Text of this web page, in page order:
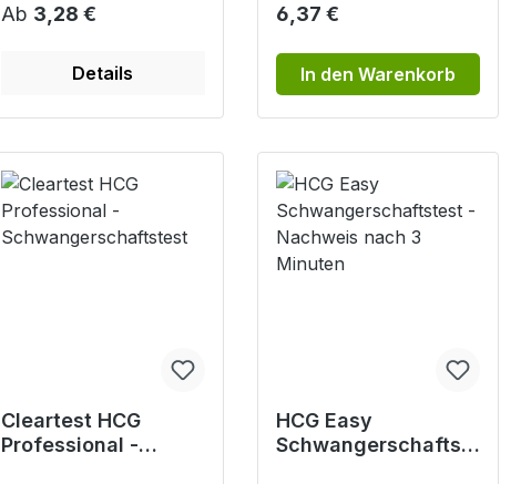
Regulärer Preis:
Ab 3,28 €
Details
Regulärer Preis:
6,37 €
In den Warenkorb
Cleartest HCG
Professional -
HCG Easy
Schwangerschaftst